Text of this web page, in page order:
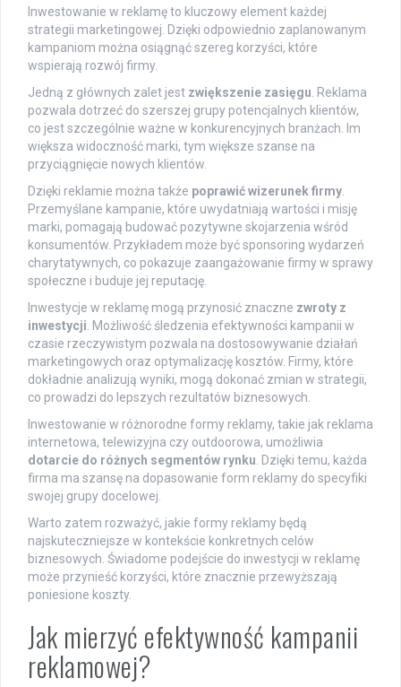
Inwestowanie w reklamę to kluczowy element każdej
strategii marketingowej. Dzięki odpowiednio zaplanowanym
kampaniom można osiągnąć szereg korzyści, które
wspierają rozwój firmy.
Jedną z głównych zalet jest zwiększenie zasięgu . Reklama
pozwala dotrzeć do szerszej grupy potencjalnych klientów,
co jest szczególnie ważne w konkurencyjnych branżach. Im
większa widoczność marki, tym większe szanse na
przyciągnięcie nowych klientów.
Dzięki reklamie można także poprawić wizerunek firmy
Przemyślane kampanie, które uwydatniają wartości i misję
marki, pomagają budować pozytywne skojarzenia wśród
konsumentów. Przykładem może być sponsoring wydarzeń
charytatywnych, co pokazuje zaangażowanie firmy w sprawy
społeczne i buduje jej reputację.
Inwestycje w reklamę mogą przynosić znaczne zwroty z
inwestycji . Możliwość śledzenia efektywności kampanii w
czasie rzeczywistym pozwala na dostosowywanie działań
marketingowych oraz optymalizację kosztów. Firmy, które
dokładnie analizują wyniki, mogą dokonać zmian w strategii,
co prowadzi do lepszych rezultatów biznesowych.
Inwestowanie w różnorodne formy reklamy, takie jak reklama
internetowa, telewizyjna czy outdoorowa, umożliwia
dotarcie do różnych segmentów rynku . Dzięki temu, każda
firma ma szansę na dopasowanie form reklamy do specyfiki
swojej grupy docelowej.
Warto zatem rozważyć, jakie formy reklamy będą
najskuteczniejsze w kontekście konkretnych celów
biznesowych. Świadome podejście do inwestycji w reklamę
może przynieść korzyści, które znacznie przewyższają
poniesione koszty.
Jak mierzyć efektywność kampanii
reklamowej?